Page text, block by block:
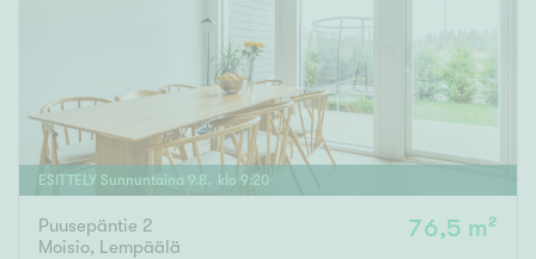
ESITTELY Sunnuntaina 9. 8. klo 9:20
Puusepäntie 2
Moisio, Lempäälä
76,5 m²